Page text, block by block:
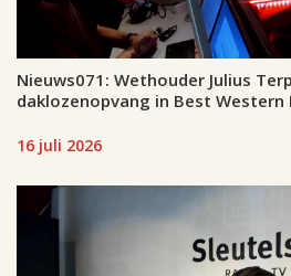
Nieuws071: Wethouder Julius
daklozenopvang in Best Western
16 juli 2026